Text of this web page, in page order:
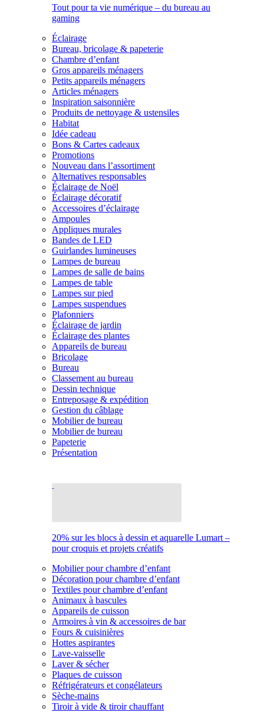
Tout pour ta vie numérique – du bureau au
gaming
Éclairage
Bureau, bricolage & papeterie
Chambre d’enfant
Gros appareils ménagers
Petits appareils ménagers
Articles ménagers
Inspiration saisonnière
Produits de nettoyage & ustensiles
Habitat
Idée cadeau
Bons & Cartes cadeaux
Promotions
Nouveau dans l’assortiment
Alternatives responsables
Éclairage de Noël
Éclairage décoratif
Accessoires d’éclairage
Ampoules
Appliques murales
Bandes de LED
Guirlandes lumineuses
Lampes de bureau
Lampes de salle de bains
Lampes de table
Lampes sur pied
Lampes suspendues
Plafonniers
Éclairage de jardin
Éclairage des plantes
Appareils de bureau
Bricolage
Bureau
Classement au bureau
Dessin technique
Entreposage & expédition
Gestion du câblage
Mobilier de bureau
Mobilier de bureau
Papeterie
Présentation
20% sur les blocs à dessin et aquarelle Lumart –
pour croquis et projets créatifs
Mobilier pour chambre d’enfant
Décoration pour chambre d’enfant
Textiles pour chambre d’enfant
Animaux à bascules
Appareils de cuisson
Armoires à vin & accessoires de bar
Fours & cuisinières
Hottes aspirantes
Lave-vaisselle
Laver & sécher
Plaques de cuisson
Réfrigérateurs et congélateurs
Sèche-mains
Tiroir à vide & tiroir chauffant